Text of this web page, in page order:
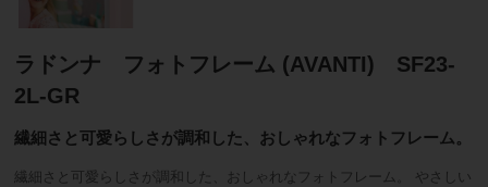
ラドンナ フォトフレーム (AVANTI) SF23-
2L-GR
繊細さと可愛らしさが調和した、おしゃれなフォトフレーム。
繊細さと可愛らしさが調和した、おしゃれなフォトフレーム。 やさしい